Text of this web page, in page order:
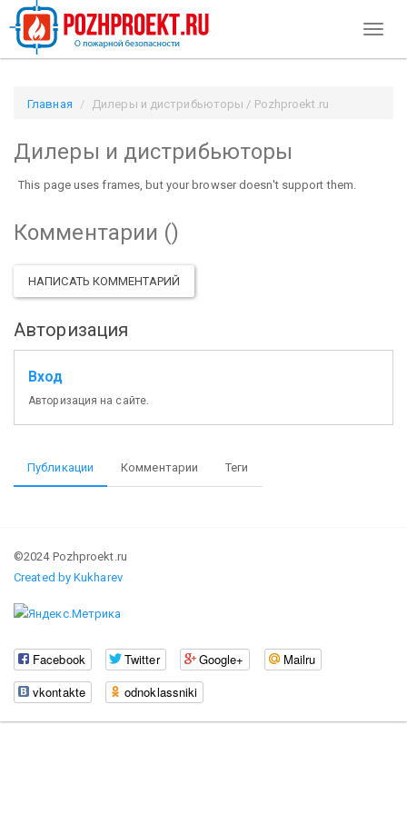
Главная Дилеры и дистрибьюторы / Pozhproekt.ru
Дилеры и дистрибьюторы
This page uses frames, but your browser doesn't support them.
Комментарии ()
НАПИСАТЬ КОММЕНТАРИЙ
Авторизация
Вход
Авторизация на сайте.
Публикации Комментарии Теги
©2024 Pozhproekt.ru
Created by Kukharev
Facebook Twitter Google+
Mailru
vkontakte
odnoklassniki